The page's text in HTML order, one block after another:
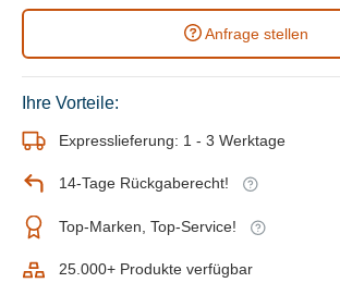
Anfrage stellen
Ihre Vorteile:
Expresslieferung: 1 - 3 Werktage
14-Tage Rückgaberecht!
Top-Marken, Top-Service!
25.000+ Produkte verfügbar